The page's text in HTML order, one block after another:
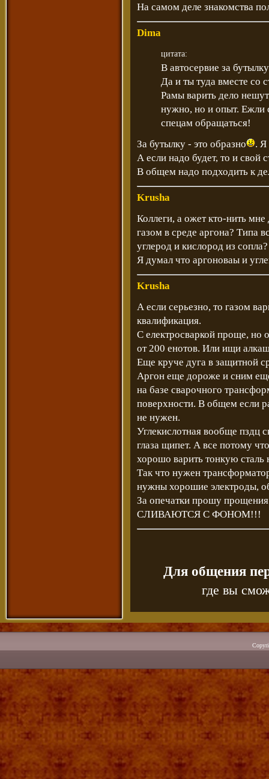
На самом деле знакомства
Dima
цитата:
В автосервие за
Да и ты туда вместе со
Рамы варить дело
нужно, но и опыт. Ежли
спецам обращаться!
За бутылку - это образно
. Я
А если надо будет, то и свой
В общем надо подходить к
Krusha
Коллеги, а ожет кто-нить
газом в среде аргона? Типа
углерод и кислород из сопла?
Я думал что аргоноваы и
Krusha
А если серьезно, то газом
квалификация.
С електросваркой проще, но
от 200 енотов. Или ищи
Еще круче дуга в защитной
Аргон еще дороже и сним
на базе сварочного
поверхности. В общем если
не нужен.
Углекислотная вообще пздц
глаза щипет. А все потому
хорошо варить тонкую
Так что нужен
нужны хорошие электроды,
За опечатки прошу
СЛИВАЮТСЯ С ФОНОМ!!!
Для общения
где вы